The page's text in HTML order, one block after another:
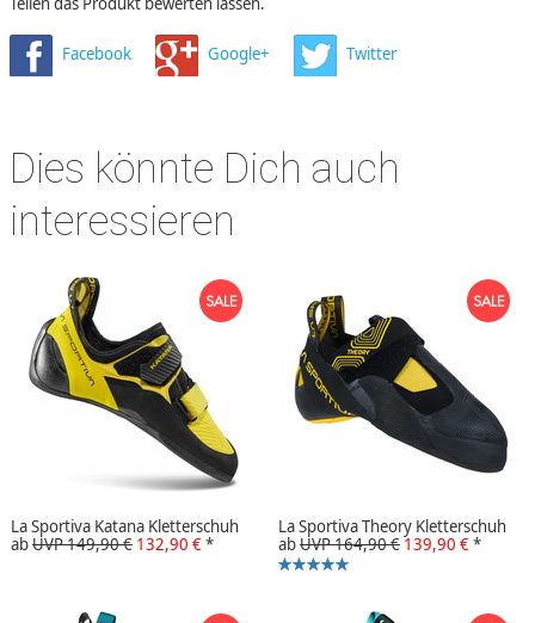
Facebook Google+ Twitter
Dies könnte Dich auch
interessieren
La Sportiva Katana Kletterschuh
abUVP 149,90 € 132,90 €*
La Sportiva Theory Kletterschuh
abUVP 164,90 € 139,90 €*